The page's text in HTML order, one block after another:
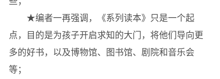
★编者一再强调，《系列读本》只是一个起
点，目的是为孩子开启求知的大门，将他们导向更
多的好书，以及博物馆、图书馆、剧院和音乐会
等；